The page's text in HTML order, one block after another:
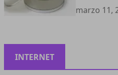
marzo 11,
INTERNET